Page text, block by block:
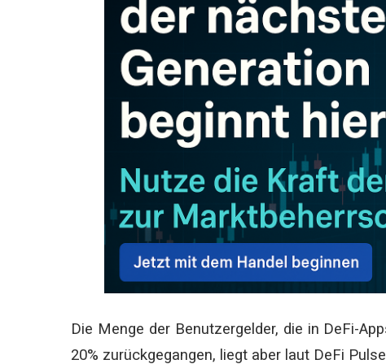
Die Menge der Benutzergelder, die in DeFi-
20% zurückgegangen, liegt aber laut DeFi